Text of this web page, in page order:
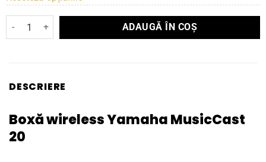
Cantitate Boxă wireless Yamaha MusicCast 20
ADAUGĂ ÎN COȘ
DESCRIERE
Boxă wireless Yamaha MusicCast
20